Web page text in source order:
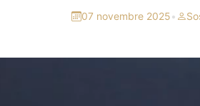
07 novembre 2025•